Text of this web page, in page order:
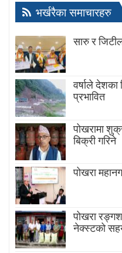
भर्खरैका समाचारहरु
सारु र
वर्षाले
प्रभावित
पोखरामा
बिक्री गरिने
पोखरा
पोखरा
नेक्स्टको